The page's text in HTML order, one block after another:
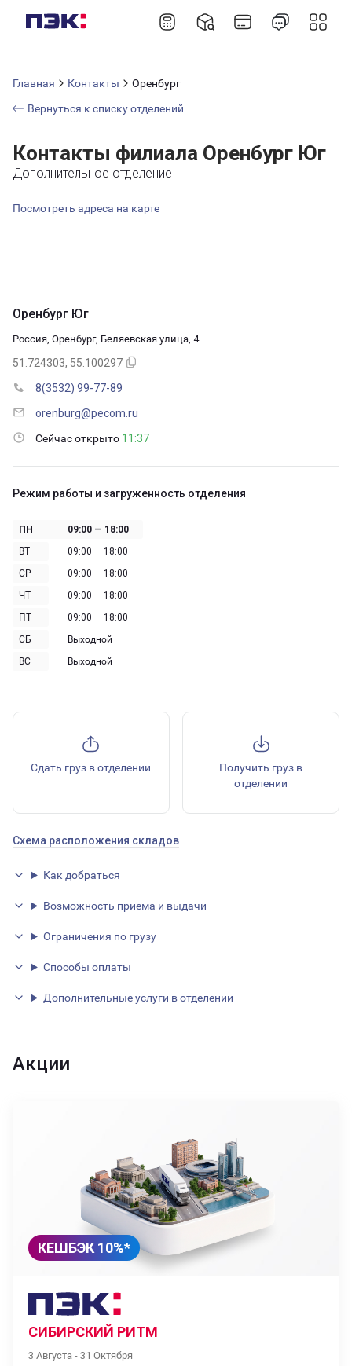
Главная Контакты
Оренбург
Вернуться к списку отделений
Контакты филиала Оренбург Юг
Дополнительное отделение
Посмотреть адреса на карте
Оренбург Юг
Россия, Оренбург, Беляевская улица, 4
51.724303, 55.100297
8(3532) 99-77-89
orenburg@pecom.ru
Сейчас открыто 11:37
Режим работы и загруженность отделения
ПН
09:00 — 18:00
ВТ
09:00 — 18:00
СР
09:00 — 18:00
ЧТ
09:00 — 18:00
ПТ
09:00 — 18:00
СБ
Выходной
ВС
Выходной
Сдать груз в отделении
Получить груз в
отделении
Схема расположения складов
Как добраться
Возможность приема и выдачи
Ограничения по грузу
Способы оплаты
Дополнительные услуги в отделении
Акции
КЕШБЭК 10%*
СИБИРСКИЙ РИТМ
3 Августа - 31 Октября